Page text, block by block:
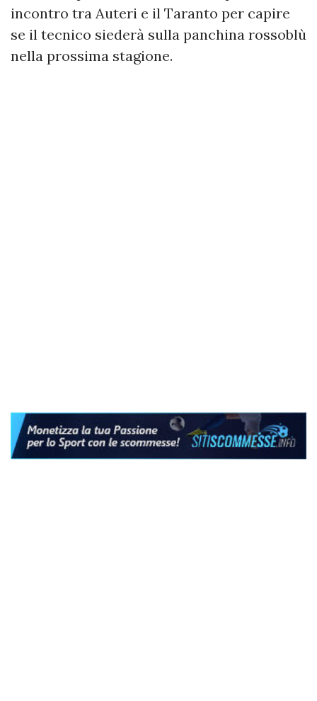
incontro tra Auteri e il Taranto per capire
se il tecnico siederà sulla panchina rossoblù
nella prossima stagione.